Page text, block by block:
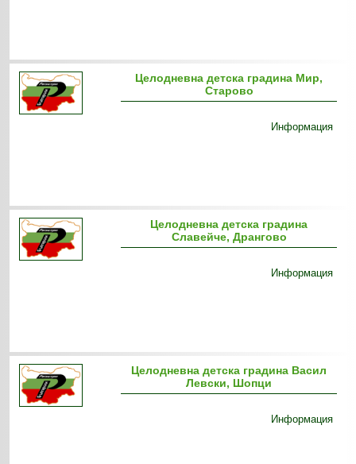
Целодневна детска градина Мир,
Старово
Информация
Целодневна детска градина
Славейче, Дрангово
Информация
Целодневна детска градина Васил
Левски, Шопци
Информация